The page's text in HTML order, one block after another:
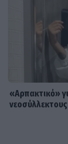
«Αρπακτικό»